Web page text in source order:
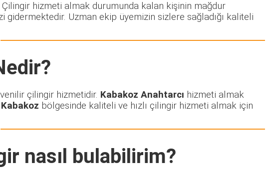
hizmeti almak durumunda kalan kişinin mağdur
Uzman ekip üyemizin sizlere sağladığı kaliteli
çilingir hizmetidir. Kabakoz Anahtarcı hizmeti almak
Kabakoz bölgesinde kaliteli ve hızlı çilingir hizmeti almak için
nasıl bulabilirim?